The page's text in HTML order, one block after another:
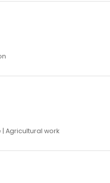
Agricultural work